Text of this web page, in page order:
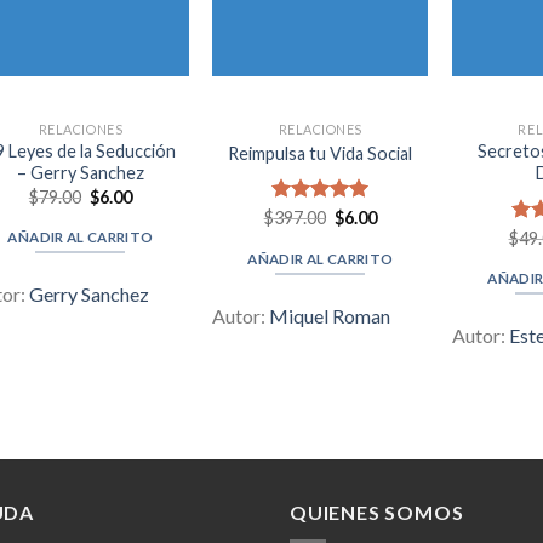
RELACIONES
Leyes de la Seducción
– Gerry Sanchez
$79.00 Original
price
was:
$79.00.
$6.00Current
is:
$6.00.
AÑADIR AL CARRITO
Gerry Sanchez
RELACIONES
Reimpulsa tu Vida Social
Valorado en
$397.00 Original
price
was:
$397.00.
$6.00Current
is:
$6.00.
AÑADIR AL CARRITO
Autor: Miquel Roman
$
Autor:
QUIENES SOMOS